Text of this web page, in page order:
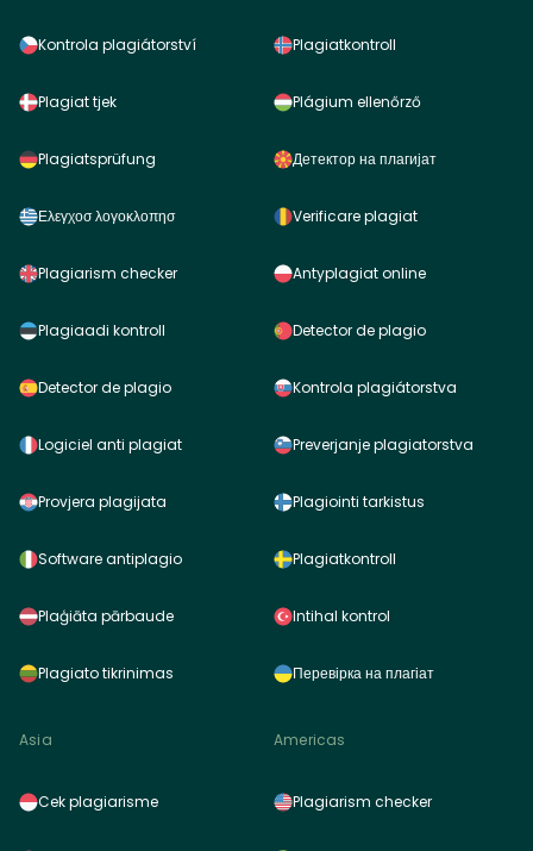
Kontrola plagiátorství
Plagiat tjek
Plagiatsprüfung
Ελεγχοσ λογοκλοπησ
Plagiarism checker
Plagiaadi kontroll
Detector de plagio
Logiciel anti plagiat
Provjera plagijata
Software antiplagio
Plaģiāta pārbaude
Plagiato tikrinimas
Plagiatkontroll
Plágium ellenőrző
Детектор на плагијат
Verificare plagiat
Antyplagiat online
Detector de plagio
Kontrola plagiátorstva
Preverjanje plagiatorstva
Plagiointi tarkistus
Plagiatkontroll
Intihal kontrol
Перевірка на плагіат
Asia
Cek plagiarisme
Americas
Plagiarism checker